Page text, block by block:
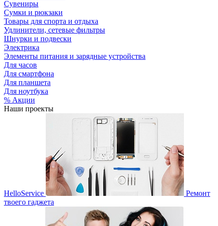
Сувениры
Сумки и рюкзаки
Товары для спорта и отдыха
Удлинители, сетевые фильтры
Шнурки и подвески
Электрика
Элементы питания и зарядные устройства
Для часов
Для смартфона
Для планшета
Для ноутбука
% Акции
Наши проекты
HelloService
Ремонт
твоего гаджета